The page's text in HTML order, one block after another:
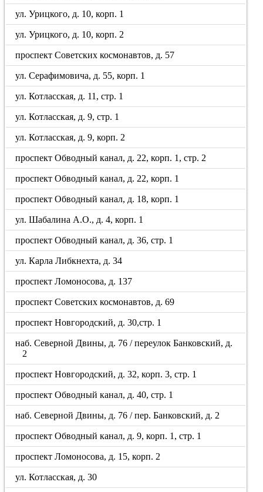
ул. Урицкого, д. 10, корп. 1
ул. Урицкого, д. 10, корп. 2
проспект Советских космонавтов, д. 57
ул. Серафимовича, д. 55, корп. 1
ул. Котласская, д. 11, стр. 1
ул. Котласская, д. 9, стр. 1
ул. Котласская, д. 9, корп. 2
проспект Обводный канал, д. 22, корп. 1, стр. 2
проспект Обводный канал, д. 22, корп. 1
проспект Обводный канал, д. 18, корп. 1
ул. Шабалина А.О., д. 4, корп. 1
проспект Обводный канал, д. 36, стр. 1
ул. Карла Либкнехта, д. 34
проспект Ломоносова, д. 137
проспект Советских космонавтов, д. 69
проспект Новгородский, д. 30,стр. 1
наб. Северной Двины, д. 76 / переулок Банковский, д.
2
проспект Новгородский, д. 32, корп. 3, стр. 1
проспект Обводный канал, д. 40, стр. 1
наб. Северной Двины, д. 76 / пер. Банковский, д. 2
проспект Обводный канал, д. 9, корп. 1, стр. 1
проспект Ломоносова, д. 15, корп. 2
ул. Котласская, д. 30